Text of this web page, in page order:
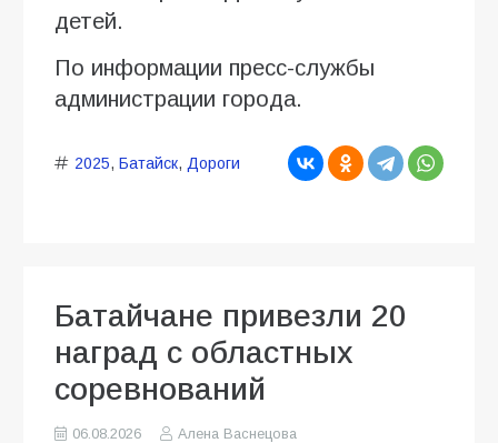
детей.
По информации пресс-службы
администрации города.
2025, Батайск, Дороги
Батайчане привезли 20
наград с областных
соревнований
06.08.2026
Алена Васнецова